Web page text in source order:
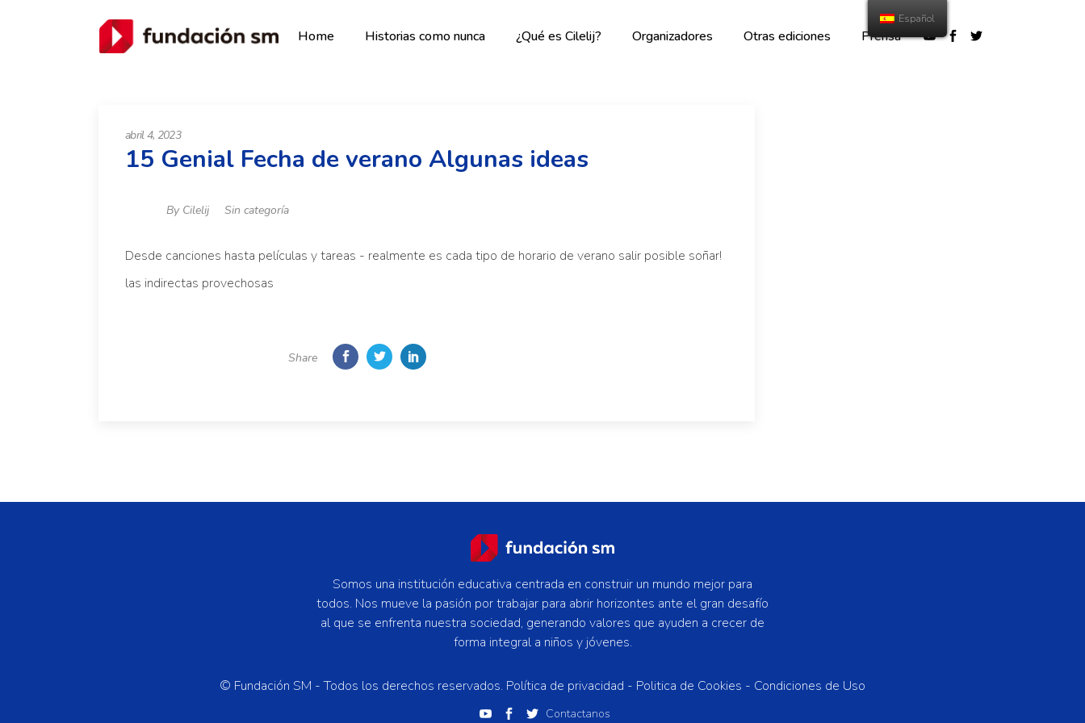
Home Historias como nunca ¿Qué es Cilelij? Organizadores Otras ediciones Prensa
abril 4, 2023
15 Genial Fecha de verano Algunas ideas
By Cilelij Sin categoría
Desde canciones hasta películas y tareas - realmente es cada tipo de horario de verano salir posible soñar!
las indirectas provechosas
Share
Somos una institución educativa centrada en construir un mundo mejor para
todos. Nos mueve la pasión por trabajar para abrir horizontes ante el gran desafío
al que se enfrenta nuestra sociedad, generando valores que ayuden a crecer de
forma integral a niños y jóvenes.
© Fundación SM - Todos los derechos reservados. Política de privacidad - Politica de Cookies - Condiciones de Uso
Contactanos
Español